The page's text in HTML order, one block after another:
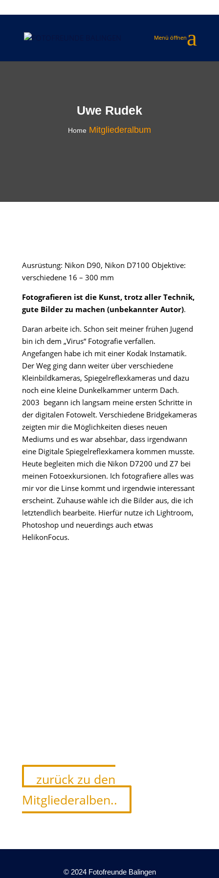
Uwe Rudek
Home Mitgliederalbum
Ausrüstung: Nikon D90, Nikon D7100 Objektive:
verschiedene 16 – 300 mm
Fotografieren ist die Kunst, trotz aller Technik,
gute Bilder zu machen (unbekannter Autor).
Daran arbeite ich. Schon seit meiner frühen Jugend
bin ich dem „Virus“ Fotografie verfallen.
Angefangen habe ich mit einer Kodak Instamatik.
Der Weg ging dann weiter über verschiedene
Kleinbildkameras, Spiegelreflexkameras und dazu
noch eine kleine Dunkelkammer unterm Dach.
2003 begann ich langsam meine ersten Schritte in
der digitalen Fotowelt. Verschiedene Bridgekameras
zeigten mir die Möglichkeiten dieses neuen
Mediums und es war absehbar, dass irgendwann
eine Digitale Spiegelreflexkamera kommen musste.
Heute begleiten mich die Nikon D7200 und Z7 bei
meinen Fotoexkursionen. Ich fotografiere alles was
mir vor die Linse kommt und irgendwie interessant
erscheint. Zuhause wähle ich die Bilder aus, die ich
letztendlich bearbeite. Hierfür nutze ich Lightroom,
Photoshop und neuerdings auch etwas
HelikonFocus.
zurück zu den
Mitgliederalben..
© 2024 Fotofreunde Balingen